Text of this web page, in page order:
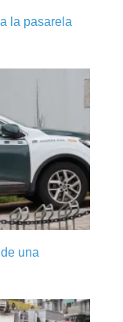
la pasarela
una